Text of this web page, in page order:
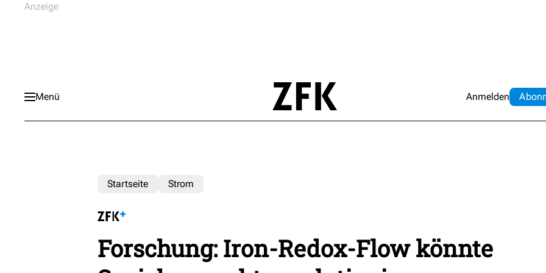
Menü Anmelden Abo
Startseite Strom
Forschung: Iron-Redox-Flow könnte